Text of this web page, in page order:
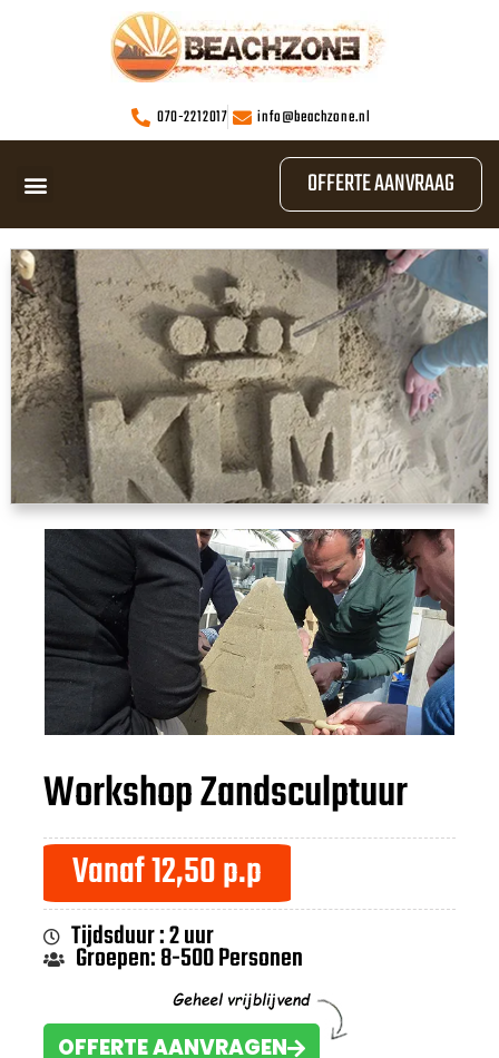
070-2212017 info@beachzone.nl
OFFERTE AANVRAAG
Workshop Zandsculptuur
Vanaf 12,50 p.p
Tijdsduur : 2 uur
Groepen: 8-500 Personen
OFFERTE AANVRAGEN